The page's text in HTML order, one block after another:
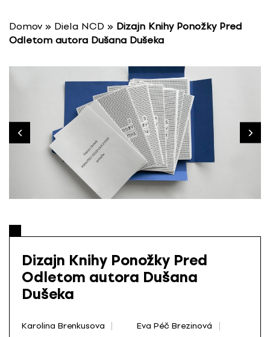
Domov » Diela NCD » Dizajn Knihy Ponožky Pred
Odletom autora Dušana Dušeka
Dizajn Knihy Ponožky Pred
Odletom autora Dušana
Dušeka
Karolina Brenkusova Eva Péč Brezinová